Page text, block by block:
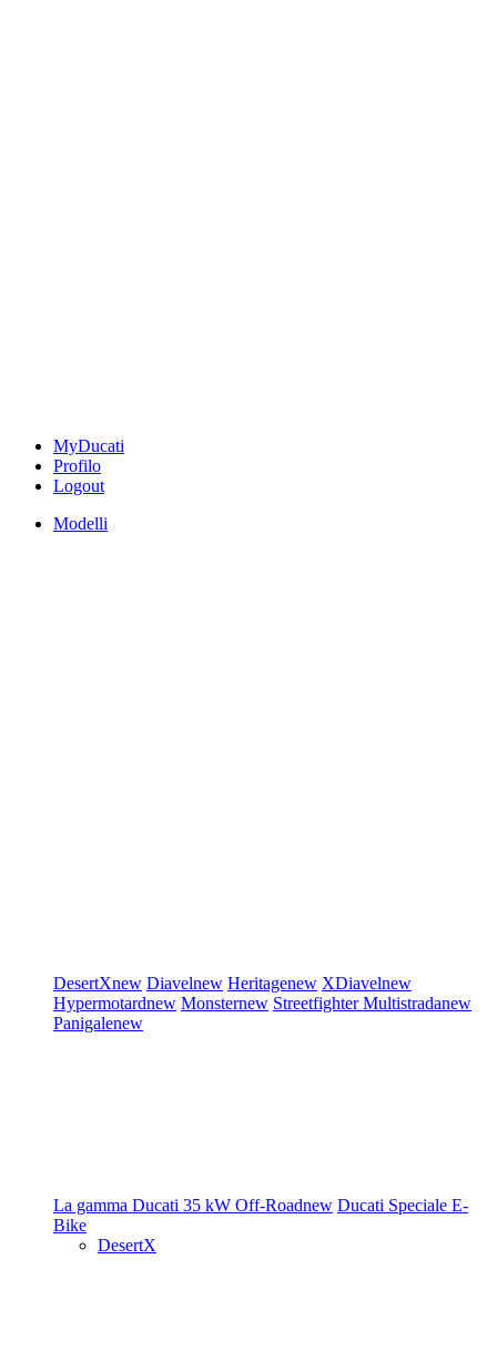
MyDucati
Profilo
Logout
Modelli
DesertXnew Diavelnew Heritagenew XDiavelnew
Hypermotardnew Monsternew StreetfighterMultistradanew
Panigalenew
La gamma Ducati 35 kW Off-Roadnew Ducati Speciale E-
Bike
DesertX